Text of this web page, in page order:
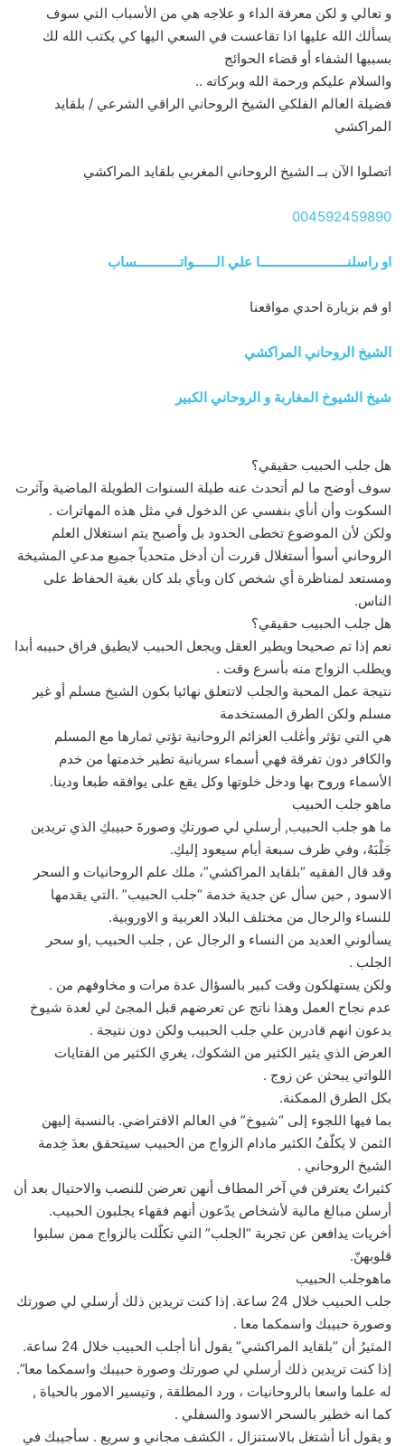
و تعالي و لكن معرفة الداء و علاجه هي من الأسباب التي سوف
يسألك الله عليها اذا تقاعست في السعي اليها كي يكتب الله لك
بسببها الشفاء أو قضاء الحوائج
والسلام عليكم ورحمة الله وبركاته ..
فضيلة العالم الفلكي الشيخ الروحاني الراقي الشرعي / بلقايد
المراكشي
اتصلوا الآن بــ الشيخ الروحاني المغربي بلقايد المراكشي
004592459890
او راسلنــــــــــــــــــــــــا علي الــــــواتــــــــــــساب
او قم بزيارة احدي مواقعنا
الشيخ الروحاني المراكشي
شيخ الشيوخ المغاربة و الروحاني الكبير
هل جلب الحبيب حقيقي؟
سوف أوضح ما لم أتحدث عنه طيلة السنوات الطويلة الماضية وآثرت
السكوت وأن أنأي بنفسي عن الدخول في مثل هذه المهاترات .
ولكن لأن الموضوع تخطى الحدود بل وأصبح يتم استغلال العلم
الروحاني أسوأ أستغلال قررت أن أدخل متحدياً جميع مدعي المشيخة
ومستعد لمناظرة أي شخص كان وبأي بلد كان بغية الحفاظ على
الناس.
هل جلب الحبيب حقيقي؟
نعم إذا تم صحيحا ويطير العقل ويجعل الحبيب لايطيق فراق حبيبه أبدا
ويطلب الزواج منه بأسرع وقت .
نتيجة عمل المحبة والجلب لاتتعلق نهائيا بكون الشيخ مسلم أو غير
مسلم ولكن الطرق المستخدمة
هي التي تؤثر وأغلب العزائم الروحانية تؤتي ثمارها مع المسلم
والكافر دون تفرقة فهي أسماء سريانية تطير خدمتها من خدم
الأسماء وروح بها ودخل خلوتها وكل يقع على يوافقه طبعا ودينا.
ماهو جلب الحبيب
ما هو جلب الحبيب, أرسلي لي صورتكِ وصورةَ حبيبكِ الذي تريدين
جَلْبَهُ، وفي ظرف سبعة أيام سيعود إليكِ.
وقد قال الفقيه “بلقايد المراكشي”، ملك علم الروحانيات و السحر
الاسود , حين سأل عن جدية خدمة “جلب الحبيب” .التي يقدمها
للنساء والرجال من مختلف البلاد العربية و الاوروبية.
يسألوني العديد من النساء و الرجال عن , جلب الحبيب ,او سحر
الجلب .
ولكن يستهلكون وقت كبير بالسؤال عدة مرات و مخاوفهم من .
عدم نجاح العمل وهذا ناتج عن تعرضهم قبل المجئ لي لعدة شيوخ
يدعون انهم قادرين علي جلب الحبيب ولكن دون نتيجة .
العرض الذي يثير الكثير من الشكوك، يغري الكثير من الفتايات
اللواتي يبحثن عن زوج .
بكل الطرق الممكنة.
بما فيها اللجوء إلى “شيوخ” في العالم الافتراضي. بالنسبة إليهن
الثمن لا يكلّفُ الكثير مادام الزواج من الحبيب سيتحقق بعدَ خِدمة
الشيخ الروحاني .
كثيراتٌ يعترفن في آخر المطاف أنهن تعرضن للنصب والاحتيال بعد أن
أرسلن مبالغ مالية لأشخاص يدّعون أنهم فقهاء يجلبون الحبيب.
أخريات يدافعن عن تجربة “الجلب” التي تكلّلت بالزواج ممن سلبوا
قلوبهنّ.
ماهوجلب الحبيب
جلب الحبيب خلال 24 ساعة. إذا كنت تريدين ذلك أرسلي لي صورتك
وصورة حبيبك واسمكما معا .
المثيرُ أن “بلقايد المراكشي” يقول أنا أجلب الحبيب خلال 24 ساعة.
إذا كنت تريدين ذلك أرسلي لي صورتك وصورة حبيبك واسمكما معا”.
له علما واسعا بالروحانيات ، ورد المطلقة , وتيسير الامور بالحياة ,
كما انه خطير بالسحر الاسود والسفلي .
و يقول أنا أشتغل بالاستنزال ، الكشف مجاني و سريع . سأجيبك في